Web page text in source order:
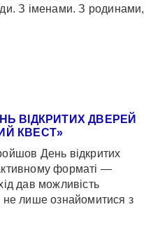
З іменами. З родинами,
ВІДКРИТИХ ДВЕРЕЙ
КВЕСТ»
День відкритих
форматі —
дав можливість
не лише ознайомитися з